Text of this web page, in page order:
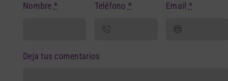
Nombre * Teléfono * Email *
Deja tus comentarios